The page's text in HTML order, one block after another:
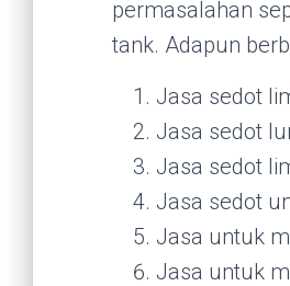
permasalahan
tank. Adapun
Jasa sedot
Jasa sedot
Jasa sedot
Jasa sedot
Jasa untuk
Jasa untuk